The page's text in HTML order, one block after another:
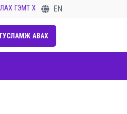
ХЭРГИЙГ ТАСЛАН ЗОГСООЁ...
EN
АВАХ